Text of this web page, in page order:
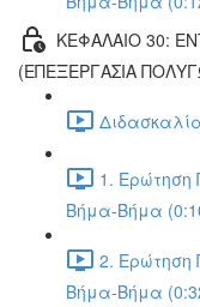
ΚΕΦΑΛΑΙΟ 30:
(ΕΠΕΞΕΡΓΑΣΙΑ
1. Ερώτηση
Βήμα-Βήμα
2. Ερώτηση
Βήμα-Βήμα